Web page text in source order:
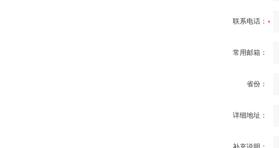
联系电话：
常用邮箱：
省份：
详细地址：